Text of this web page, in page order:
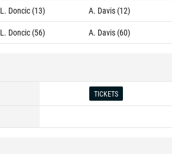
L. Doncic (13)
A. Davis (12)
L. Doncic (56) A. Davis (60)
TICKETS